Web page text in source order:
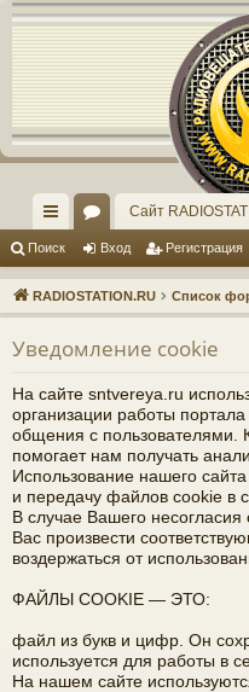
Регистрация
с
ы
лк
и
ор
ум
ы
Сайт
Поиск Вход Регистрация
RADIOSTATION.RU Список
Уведомление cookie
На сайте sntvereya.ru
организации работы
общения с пользователями.
помогает нам получать
Использование нашего
и передачу файлов cookie в
В случае Вашего
Вас произвести
воздержаться от
ФАЙЛЫ COOKIE — ЭТО:
файл из букв и цифр. Он
используется для работы в
На нашем сайте